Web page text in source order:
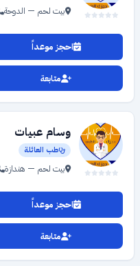
بيت لحم — الدوحة
احجز موعداً
متابعة
وسام عبيات
طب العائلة
بيت لحم — هندازة
احجز موعداً
متابعة